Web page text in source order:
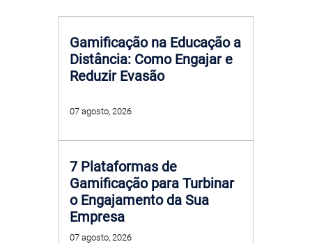
Gamificação na Educação a
Distância: Como Engajar e
Reduzir Evasão
07 agosto, 2026
7 Plataformas de
Gamificação para Turbinar
o Engajamento da Sua
Empresa
07 agosto, 2026